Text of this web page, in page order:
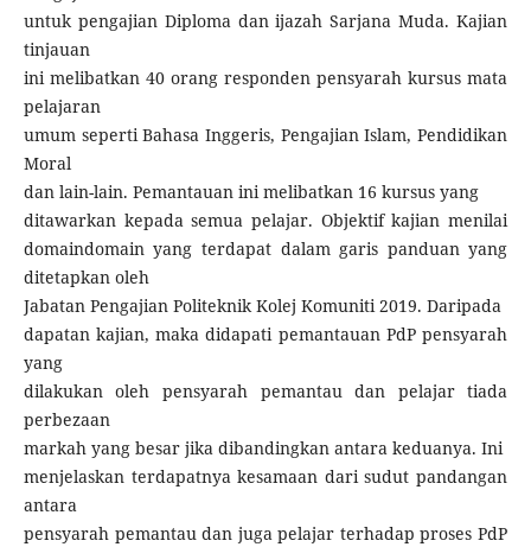
untuk pengajian Diploma dan ijazah Sarjana Muda. Kajian
tinjauan
ini melibatkan 40 orang responden pensyarah kursus mata
pelajaran
umum seperti Bahasa Inggeris, Pengajian Islam, Pendidikan
Moral
dan lain-lain. Pemantauan ini melibatkan 16 kursus yang
ditawarkan kepada semua pelajar. Objektif kajian menilai
domaindomain yang terdapat dalam garis panduan yang
ditetapkan oleh
Jabatan Pengajian Politeknik Kolej Komuniti 2019. Daripada
dapatan kajian, maka didapati pemantauan PdP pensyarah
yang
dilakukan oleh pensyarah pemantau dan pelajar tiada
perbezaan
markah yang besar jika dibandingkan antara keduanya. Ini
menjelaskan terdapatnya kesamaan dari sudut pandangan
antara
pensyarah pemantau dan juga pelajar terhadap proses PdP